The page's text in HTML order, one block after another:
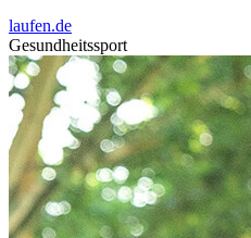
laufen.de
Gesundheitssport